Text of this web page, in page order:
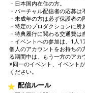
・日本国内在住の方。
・バーチャル配信者の応募は
・未成年の方は必ず保護者の
・特定のプロダクションに所
・特典履行に関わる交通費は
・イベントへの参加は、1人
個人のアカウントをお持ちの
る期間中は、もう一方のアカ
※同一のイベント、イベント
ください。
配信ルール